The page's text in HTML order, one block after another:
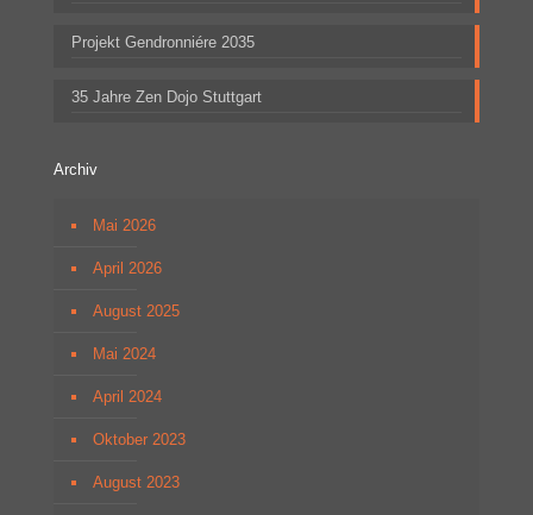
Projekt Gendronniére 2035
35 Jahre Zen Dojo Stuttgart
Archiv
Mai 2026
April 2026
August 2025
Mai 2024
April 2024
Oktober 2023
August 2023